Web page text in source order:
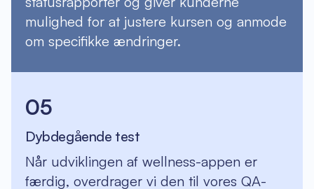
mulighed for at justere kursen og anmode
om specifikke ændringer.
05
Dybdegående test
Når udviklingen af wellness-appen er
færdig, overdrager vi den til vores QA-